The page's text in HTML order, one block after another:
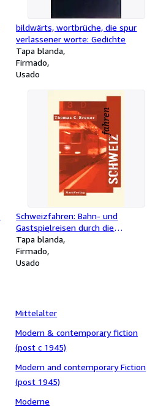
bildwärts, wortbrüche, die spur
verlassener worte: Gedichte
Tapa blanda
Firmado
Usado
Schweizfahren: Bahn- und
Gastspielreisen durch die
Eidgenossenschaft
Tapa blanda
Firmado
Usado
Mittelalter
Modern & contemporary fiction
(post c 1945)
Modern and contemporary Fiction
(post 1945)
Moderne